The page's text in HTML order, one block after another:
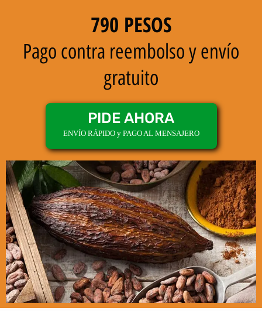
790 PESOS
Pago contra reembolso y envío
gratuito
PIDE AHORA
ENVÍO RÁPIDO y PAGO AL MENSAJERO